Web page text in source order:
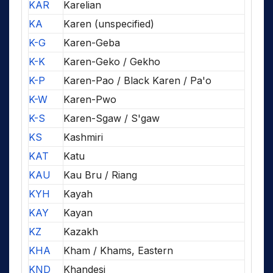
KAR
Karelian
KA
Karen (unspecified)
K-G
Karen-Geba
K-K
Karen-Geko / Gekho
K-P
Karen-Pao / Black Karen / Pa'o
K-W
Karen-Pwo
K-S
Karen-Sgaw / S'gaw
KS
Kashmiri
KAT
Katu
KAU
Kau Bru / Riang
KYH
Kayah
KAY
Kayan
KZ
Kazakh
KHA
Kham / Khams, Eastern
KND
Khandesi